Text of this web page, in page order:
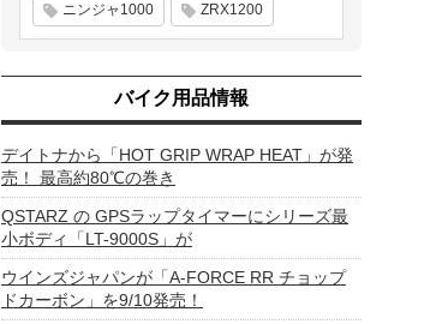
ニンジャ1000 ZRX1200
バイク用品情報
デイトナから「HOT GRIP WRAP HEAT」が発
売！ 最高約80℃の巻き
QSTARZ の GPSラップタイマーにシリーズ最
小ボディ「LT-9000S」が
ウインズジャパンが「A-FORCE RR チョップ
ドカーボン」を9/10発売！